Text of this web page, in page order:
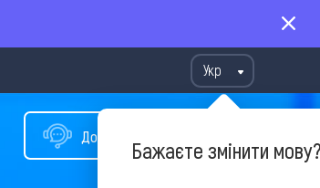
Укр
Бажаєте змінити
Допомога у виборі туру